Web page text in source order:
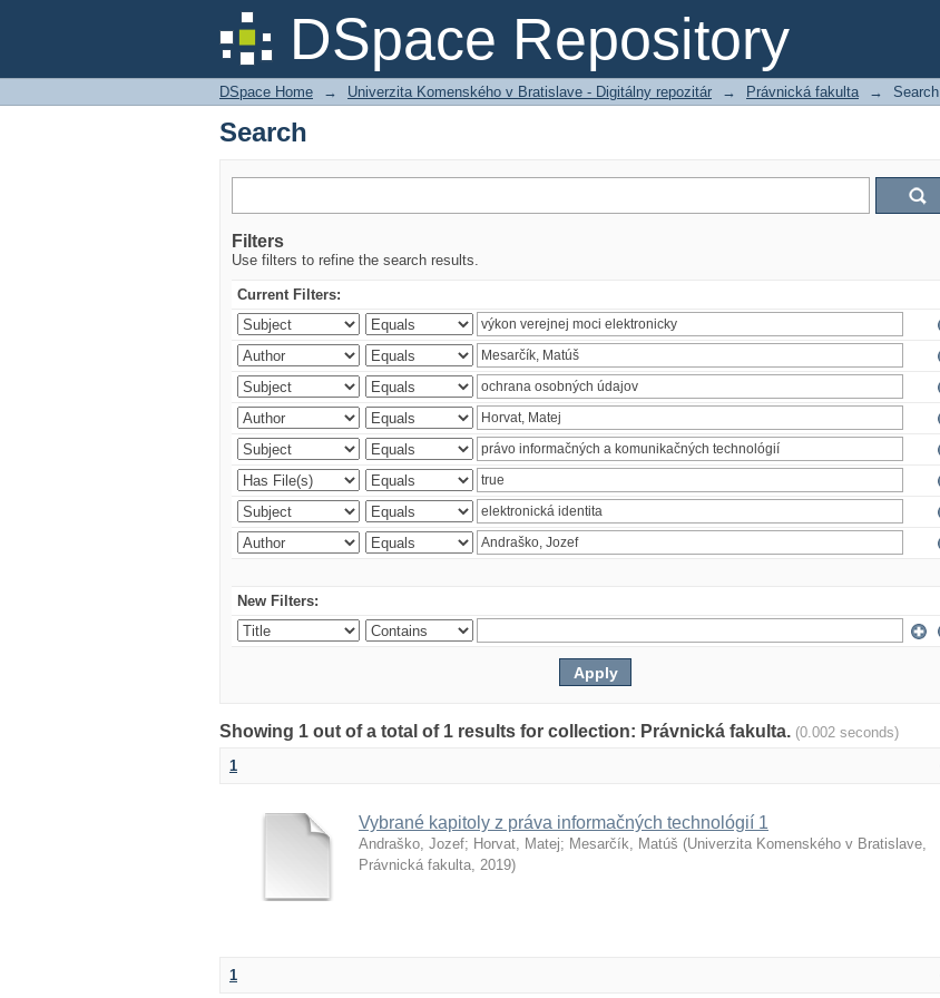
DSpace Repository
Search
DSpace Home → Univerzita Komenského v Bratislave - Digitálny repozitár → Právnická fakulta → Search
Search
Filters
Use filters to refine the search results.
Current Filters:
New Filters:
Showing 1 out of a total of 1 results for collection: Právnická fakulta. (0.002 seconds)
1
Vybrané kapitoly z práva informačných technológií 1
Andraško, Jozef; Horvat, Matej; Mesarčík, Matúš (Univerzita Komenského v Bratislave,
Právnická fakulta, 2019)
1